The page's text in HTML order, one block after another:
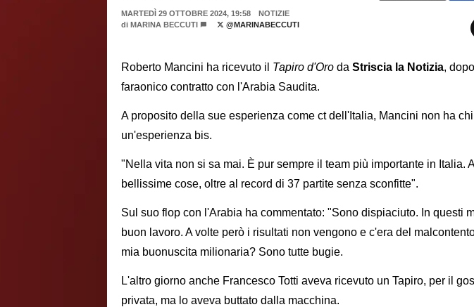
MARTEDÌ 29 OTTOBRE 2024, 19:58
NOTIZIE
di MARINA BECCUTI @MARINABECCUTI
Roberto Mancini ha ricevuto il Tapiro d'Oro da Striscia la Notizia,
faraonico contratto con l'Arabia Saudita.
A proposito della sue esperienza come ct dell'Italia, Mancini non ha
un'esperienza bis.
"Nella vita non si sa mai. È pur sempre il team più importante in Italia.
bellissime cose, oltre al record di 37 partite senza sconfitte".
Sul suo flop con l'Arabia ha commentato: "Sono dispiaciuto. In questi
buon lavoro. A volte però i risultati non vengono e c'era del
mia buonuscita milionaria? Sono tutte bugie.
L'altro giorno anche Francesco Totti aveva ricevuto un Tapiro, per il
privata, ma lo aveva buttato dalla macchina.